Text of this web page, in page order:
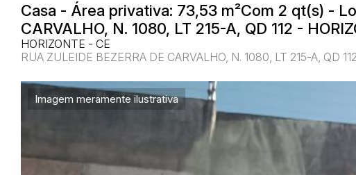
Casa - Área privativa: 73,53 m²Com 2 qt(s) -
CARVALHO, N. 1080, LT 215-A, QD 112 -
HORIZONTE - CE
RUA ZULEIDE BEZERRA DE CARVALHO, N. 1080, LT 215-A, QD
Imagem meramente ilustrativa